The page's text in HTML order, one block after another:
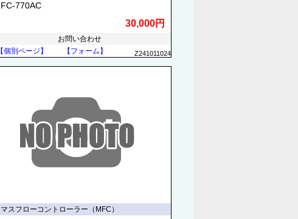
FC-770AC
30,000円
お問い合わせ
【個別ページ】
【フォーム】 Z241011024
マスフローコントローラー（MFC）